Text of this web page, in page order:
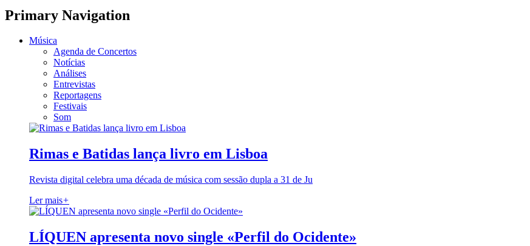
Primary Navigation
Música
Agenda de Concertos
Notícias
Análises
Entrevistas
Reportagens
Festivais
Som
Rimas e Batidas lança livro em Lisboa
Revista digital celebra uma década de música com sessão dupla a 31 de Ju
Ler mais+
LÍQUEN apresenta novo single «Perfil do Ocidente»